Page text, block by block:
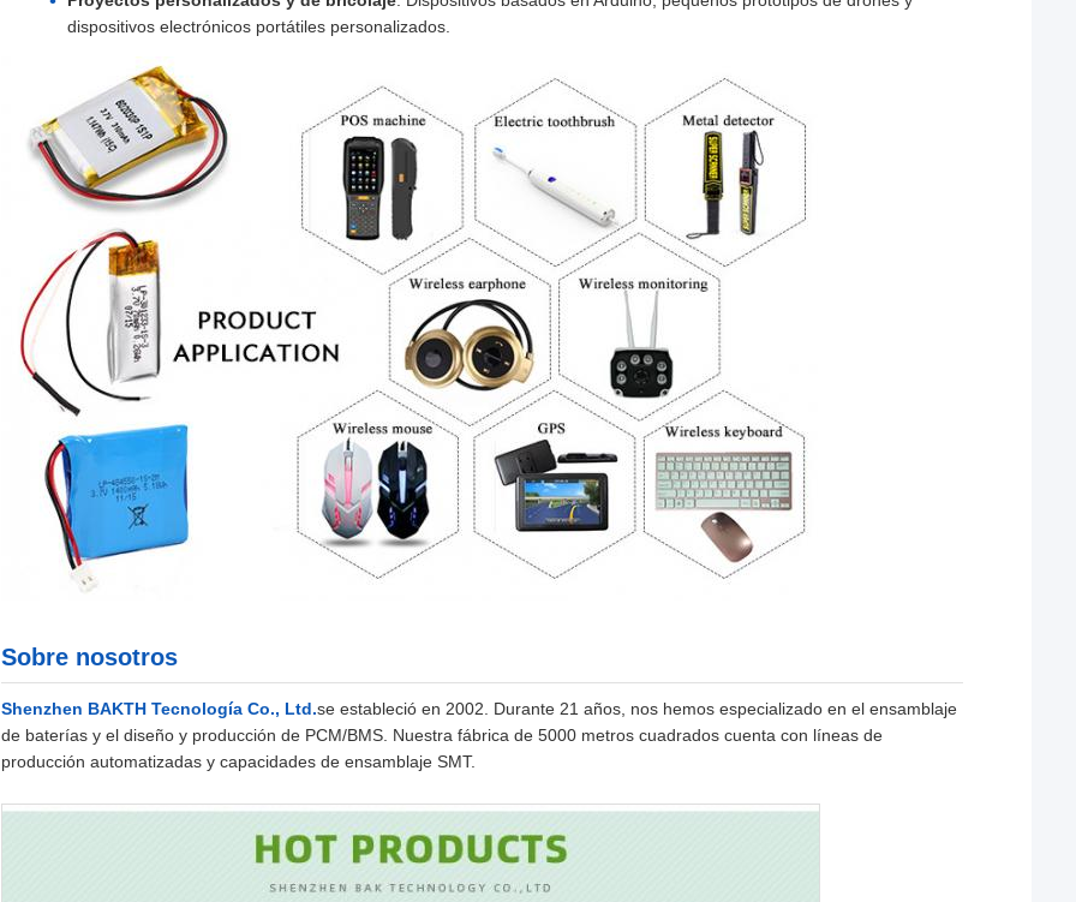
dispositivos electrónicos portátiles personalizados.
Sobre nosotros
Shenzhen BAKTH Tecnología Co., Ltd.se estableció en 2002. Durante 21 años, nos hemos especializado en el ensamblaje
de baterías y el diseño y producción de PCM/BMS. Nuestra fábrica de 5000 metros cuadrados cuenta con líneas de
producción automatizadas y capacidades de ensamblaje SMT.